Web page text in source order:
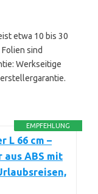
etwa 10 bis 30
sind
Werkseitige
EMPFEHLUNG
L 66 cm –
ABS mit